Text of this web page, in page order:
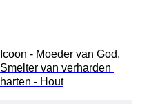
Icoon - Moeder van God,
Smelter van verharden
harten - Hout